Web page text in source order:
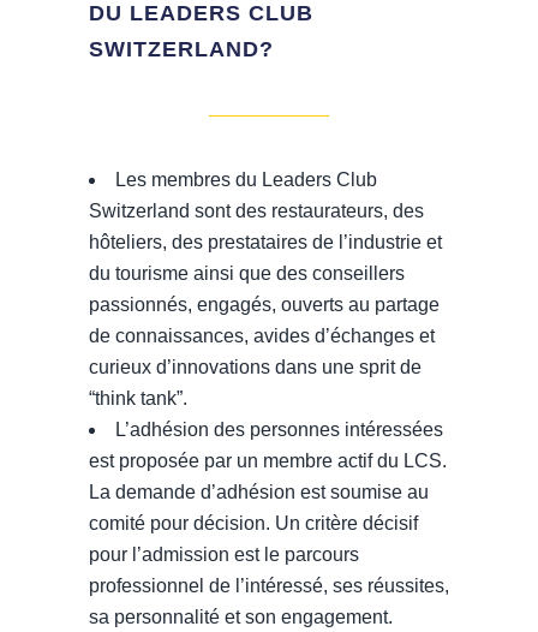
DU LEADERS CLUB
SWITZERLAND?
Les membres du Leaders Club
Switzerland sont des restaurateurs, des
hôteliers, des prestataires de l’industrie et
du tourisme ainsi que des conseillers
passionnés, engagés, ouverts au partage
de connaissances, avides d’échanges et
curieux d’innovations dans une sprit de
“think tank”.
L’adhésion des personnes intéressées
est proposée par un membre actif du LCS.
La demande d’adhésion est soumise au
comité pour décision. Un critère décisif
pour l’admission est le parcours
professionnel de l’intéressé, ses réussites,
sa personnalité et son engagement.